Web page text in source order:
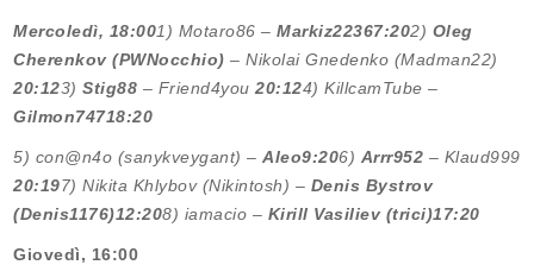
Mercoledì, 18:001) Motaro86 –Markiz22367:202) Oleg
Cherenkov (PWNocchio) – Nikolai Gnedenko (Madman22)
20:123)Stig88 – Friend4you20:124) KillcamTube –
Gilmon74718:20
5) con@n4o (sanykveygant) –Aleo9:206) Arrr952 – Klaud999
20:197) Nikita Khlybov (Nikintosh) – Denis Bystrov
(Denis1176)12:208) iamacio – Kirill Vasiliev (trici)17:20
Giovedì, 16:00